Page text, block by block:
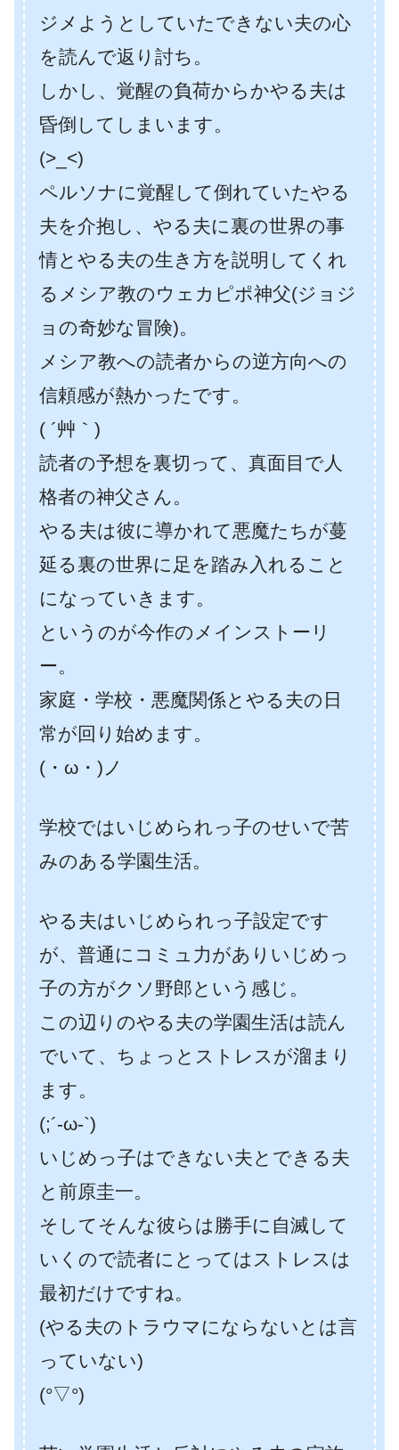
ジメようとしていたできない夫の心
を読んで返り討ち。
しかし、覚醒の負荷からかやる夫は
昏倒してしまいます。
(>_<)
ペルソナに覚醒して倒れていたやる
夫を介抱し、やる夫に裏の世界の事
情とやる夫の生き方を説明してくれ
るメシア教のウェカピポ神父(ジョジ
ョの奇妙な冒険)。
メシア教への読者からの逆方向への
信頼感が熱かったです。
( ´艸｀)
読者の予想を裏切って、真面目で人
格者の神父さん。
やる夫は彼に導かれて悪魔たちが蔓
延る裏の世界に足を踏み入れること
になっていきます。
というのが今作のメインストーリ
ー。
家庭・学校・悪魔関係とやる夫の日
常が回り始めます。
(・ω・)ノ
学校ではいじめられっ子のせいで苦
みのある学園生活。
やる夫はいじめられっ子設定です
が、普通にコミュ力がありいじめっ
子の方がクソ野郎という感じ。
この辺りのやる夫の学園生活は読ん
でいて、ちょっとストレスが溜まり
ます。
(;´-ω-`)
いじめっ子はできない夫とできる夫
と前原圭一。
そしてそんな彼らは勝手に自滅して
いくので読者にとってはストレスは
最初だけですね。
(やる夫のトラウマにならないとは言
っていない)
(°▽°)